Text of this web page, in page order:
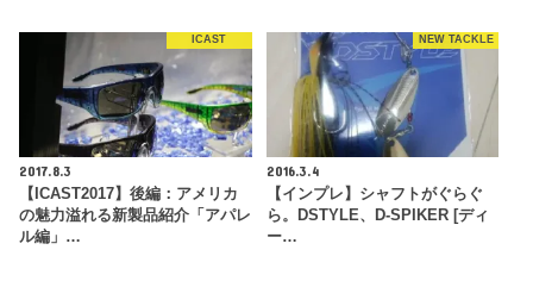
ICAST
2017.8.3
【ICAST2017】後編：アメリカ
の魅力溢れる新製品紹介「アパレ
ル編」…
NEW TACKLE
2016.3.4
【インプレ】シャフトがぐらぐ
ら。DSTYLE、D-SPIKER [ディ
ー…